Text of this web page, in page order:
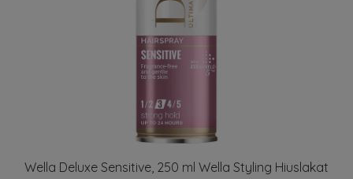
Wella Deluxe Sensitive, 250 ml Wella Styling Hiuslakat